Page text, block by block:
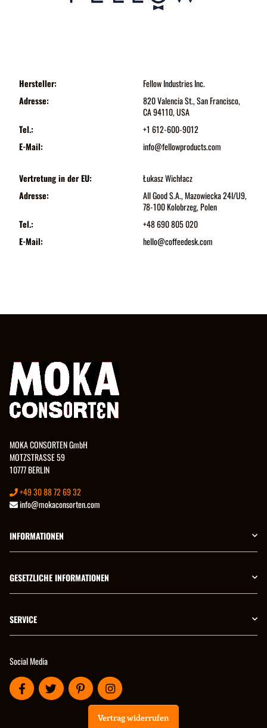
Hersteller:
Fellow Industries Inc.
Adresse:
820 Valencia St., San Francisco,
CA 94110, USA
Tel.:
+1 612-600-9012
E-Mail:
info@fellowproducts.com
Vertretung in der EU:
Łukasz Wichłacz
Adresse:
All Good S.A., Mazowiecka 24I/U9,
78-100 Kolobrzeg, Polen
Tel.:
+48 690 805 020
E-Mail:
hello@coffeedesk.com
MOKA CONSORTEN GmbH
MOTZSTRASSE 59
10777 BERLIN
+49 30 88 72 69 32
info@mokaconsorten.com
INFORMATIONEN
GESETZLICHE INFORMATIONEN
SERVICE
Social Media
Vertrag widerrufen